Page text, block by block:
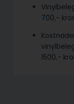
700,-
1500,-